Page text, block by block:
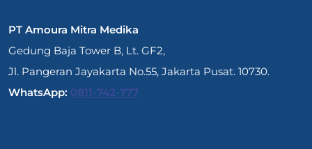
PT Amoura Mitra Medika
Gedung Baja Tower B, Lt. GF2,
Jl. Pangeran Jayakarta No.55, Jakarta Pusat. 10730.
WhatsApp: 0811-742-777